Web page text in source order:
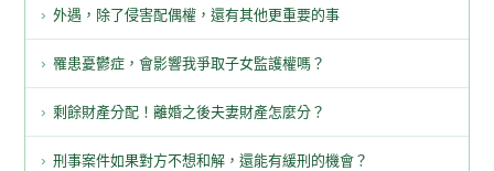
外遇，除了侵害配偶權，還有其他更重要的事
罹患憂鬱症，會影響我爭取子女監護權嗎？
剩餘財產分配！離婚之後夫妻財產怎麼分？
刑事案件如果對方不想和解，還能有緩刑的機會？